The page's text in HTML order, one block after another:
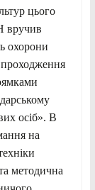
цього
вручив
охорони
осіб». В
на
методична